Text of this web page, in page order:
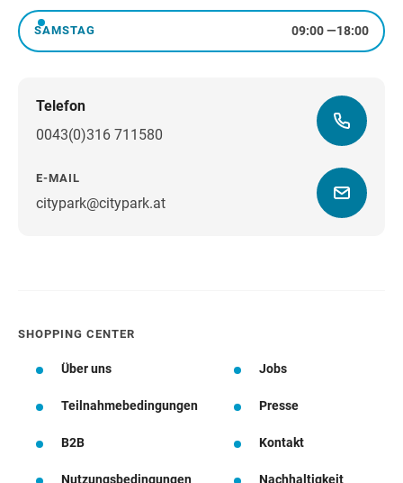
Samstag
SAMSTAG 09:00—18:00
Telefon
0043(0)316 711580
E-MAIL
citypark@citypark.atWegbeschreibung
SHOPPING CENTER
Über uns Jobs
Teilnahmebedingungen Presse
B2B Kontakt
Nutzungsbedingungen
Nachhaltigkeit